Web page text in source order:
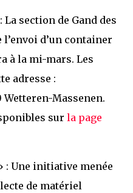
La section de Gand des
d’un container
à la mi-mars. Les
adresse :
Massenen.
sur la page
: Une initiative menée
de matériel